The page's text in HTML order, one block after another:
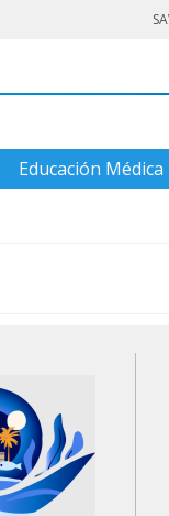
Educación Médica